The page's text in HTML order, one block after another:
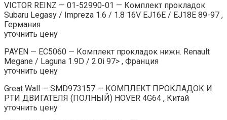
VICTOR REINZ — 01-52990-01 — Комплект прокладок
Subaru Legasy / Impreza 1.6 / 1.8 16V EJ16E / EJ18E 89-97 ,
Германия
уточнить цену
PAYEN — EC5060 — Комплект прокладок нижн. Renault
Megane / Laguna 1.9D / 2.0i 97> , Франция
уточнить цену
Great Wall — SMD973157 — КОМПЛЕКТ ПРОКЛАДОК И
РТИ ДВИГАТЕЛЯ (ПОЛНЫЙ) HOVER 4G64 , Китай
уточнить цену